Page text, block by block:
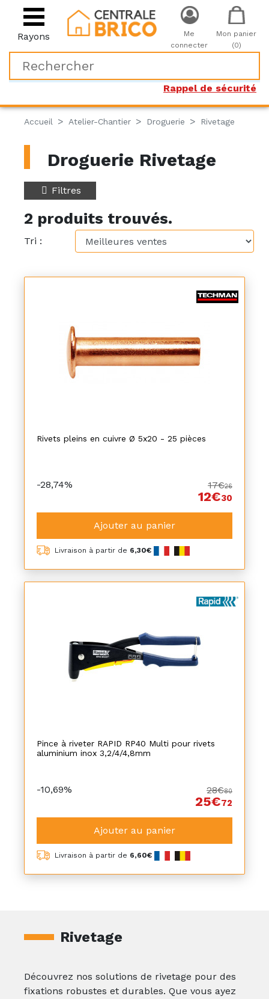
Rayons
Rappel de sécurité
Me
connecter
Mon panier
(0)
Accueil Atelier-Chantier Droguerie Rivetage
Droguerie Rivetage
Filtres
2 produits trouvés.
Tri :
Rivets pleins en cuivre Ø 5x20 - 25 pièces
-28,74% 17€26
12€30
Ajouter au panier
Livraison à partir de 6,30€
Pince à riveter RAPID RP40 Multi pour rivets
aluminium inox 3,2/4/4,8mm
-10,69% 28€80
25€72
Ajouter au panier
Livraison à partir de 6,60€
Rivetage
Découvrez nos solutions de rivetage pour des
fixations robustes et durables. Que vous ayez